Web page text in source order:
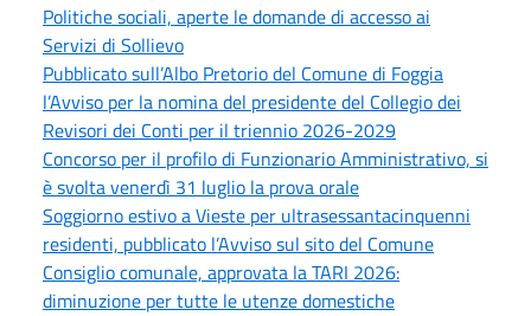
Politiche sociali, aperte le domande di accesso ai
Servizi di Sollievo
Pubblicato sull’Albo Pretorio del Comune di Foggia
l’Avviso per la nomina del presidente del Collegio dei
Revisori dei Conti per il triennio 2026-2029
Concorso per il profilo di Funzionario Amministrativo, si
è svolta venerdì 31 luglio la prova orale
Soggiorno estivo a Vieste per ultrasessantacinquenni
residenti, pubblicato l’Avviso sul sito del Comune
Consiglio comunale, approvata la TARI 2026:
diminuzione per tutte le utenze domestiche